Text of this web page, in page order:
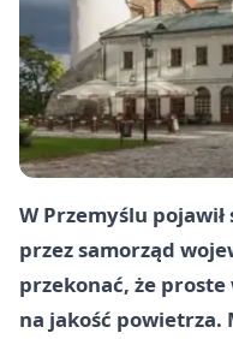
W Przemyślu
przez samorząd
przekonać, że
na jakość powietrza.